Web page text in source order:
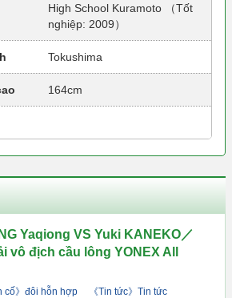
High School Kuramoto （Tốt
nghiệp: 2009）
Tokushima
164cm
Yaqiong VS Yuki KANEKO／
vô địch cầu lông YONEX All
cố》đôi hỗn hợp
《Tin tức》Tin tức